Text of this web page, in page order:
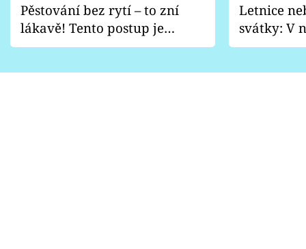
Pěstování bez rytí – to zní
lákavě! Tento postup je
vhodný jen pro některé
Letnice
svátky: V
pondělí